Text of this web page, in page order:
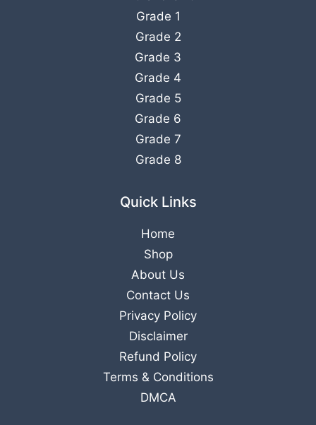
Grade 1
Grade 2
Grade 3
Grade 4
Grade 5
Grade 6
Grade 7
Grade 8
Quick Links
Home
Shop
About Us
Contact Us
Privacy Policy
Disclaimer
Refund Policy
Terms & Conditions
DMCA